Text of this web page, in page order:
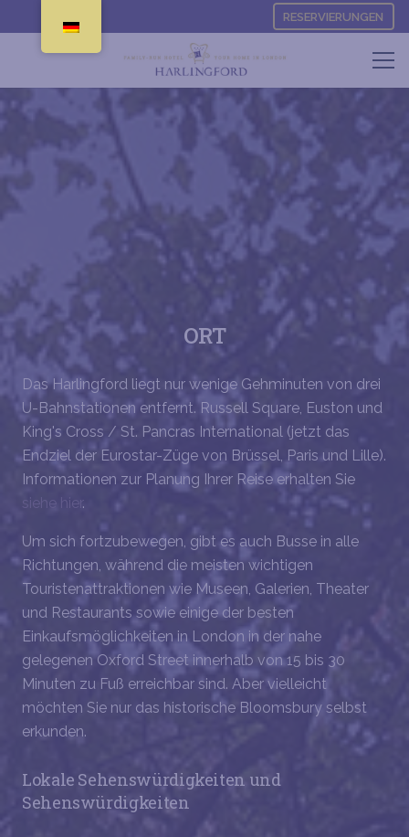
RESERVIERUNGEN
ORT
Das Harlingford liegt nur wenige Gehminuten von drei
U-Bahnstationen entfernt. Russell Square, Euston und
King's Cross / St. Pancras International (jetzt das
Endziel der Eurostar-Züge von Brüssel, Paris und Lille).
Informationen zur Planung Ihrer Reise erhalten Sie
siehe hier.
Um sich fortzubewegen, gibt es auch Busse in alle
Richtungen, während die meisten wichtigen
Touristenattraktionen wie Museen, Galerien, Theater
und Restaurants sowie einige der besten
Einkaufsmöglichkeiten in London in der nahe
gelegenen Oxford Street innerhalb von 15 bis 30
Minuten zu Fuß erreichbar sind. Aber vielleicht
möchten Sie nur das historische Bloomsbury selbst
erkunden.
Lokale Sehenswürdigkeiten und
Sehenswürdigkeiten